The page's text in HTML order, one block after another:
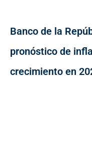
Banco de la
pronóstico de
crecimiento en